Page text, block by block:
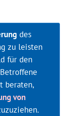
des
zu leisten
für den
beraten,
von